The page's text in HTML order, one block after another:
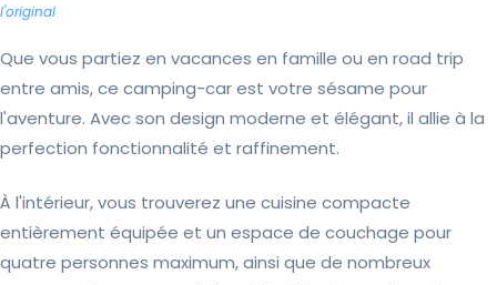
l'original
Que vous partiez en vacances en famille ou en road trip
entre amis, ce camping-car est votre sésame pour
l'aventure. Avec son design moderne et élégant, il allie à la
perfection fonctionnalité et raffinement.
À l'intérieur, vous trouverez une cuisine compacte
entièrement équipée et un espace de couchage pour
quatre personnes maximum, ainsi que de nombreux